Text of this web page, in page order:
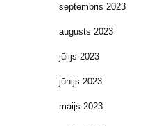
septembris 2023
augusts 2023
jūlijs 2023
jūnijs 2023
maijs 2023